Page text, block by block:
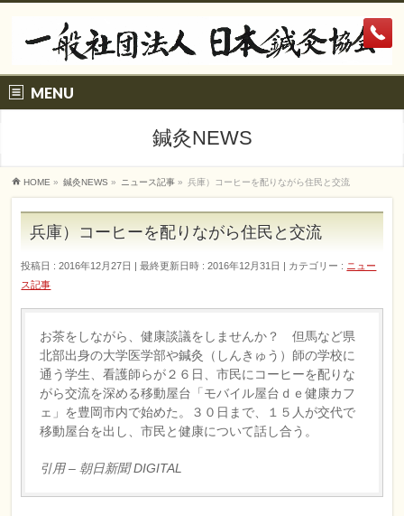
MENU
鍼灸NEWS
HOME » 鍼灸NEWS » ニュース記事 » 兵庫）コーヒーを配りながら住民と交流
兵庫）コーヒーを配りながら住民と交流
投稿日 : 2016年12月27日 最終更新日時 : 2016年12月31日 カテゴリー : ニュー
ス記事
お茶をしながら、健康談議をしませんか？ 但馬など県
北部出身の大学医学部や鍼灸（しんきゅう）師の学校に
通う学生、看護師らが２６日、市民にコーヒーを配りな
がら交流を深める移動屋台「モバイル屋台ｄｅ健康カフ
ェ」を豊岡市内で始めた。３０日まで、１５人が交代で
移動屋台を出し、市民と健康について話し合う。
引用 – 朝日新聞 DIGITAL